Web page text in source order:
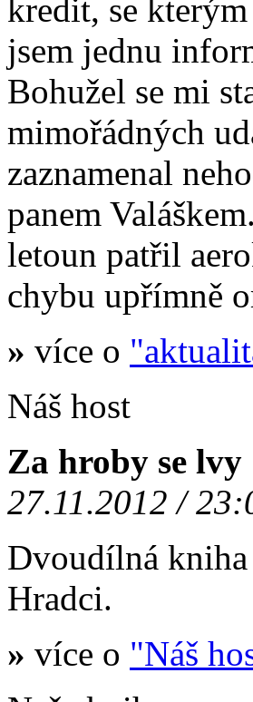
kredit, se
jsem jednu
Bohužel se mi
mimořádných
zaznamenal
panem
letoun patřil
chybu upřímně
» více o
Náš host
Za hroby se lvy
27.11.2012 /
Dvoudílná kniha
Hradci.
» více o "Náš